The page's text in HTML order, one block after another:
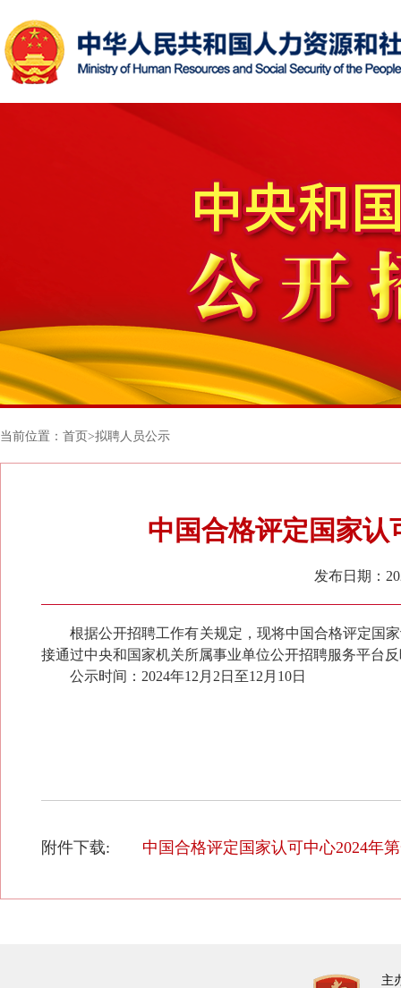
当前位置： 首页 >拟聘人员公示
中国合格评定国家认
发布日期：
根据公开招聘工作有关规定，现将中国合格评定国
接通过中央和国家机关所属事业单位公开招聘服务平台
公示时间：2024年12 月 2 日至12 月 10日
附件下载: 中国合格评定国家认可中心2024年
主